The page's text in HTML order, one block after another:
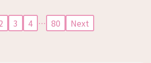
目...
メできるファッションブランドを私のコ
メントつきで７つほど紹介致します。 ぜ
3 4 … 80 Next